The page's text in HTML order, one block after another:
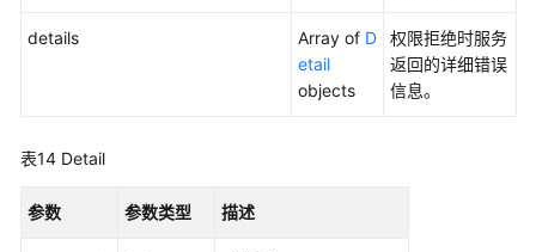
details Array of D
etail
objects
权限拒绝时服务
返回的详细错误
信息。
表14 Detail
参数 参数类型 描述